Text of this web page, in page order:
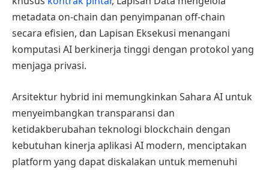
metadata on-chain dan penyimpanan off-chain
secara efisien, dan Lapisan Eksekusi menangani
komputasi AI berkinerja tinggi dengan protokol yang
menjaga privasi.
Arsitektur hybrid ini memungkinkan Sahara AI untuk
menyeimbangkan transparansi dan
ketidakberubahan teknologi blockchain dengan
kebutuhan kinerja aplikasi AI modern, menciptakan
platform yang dapat diskalakan untuk memenuhi